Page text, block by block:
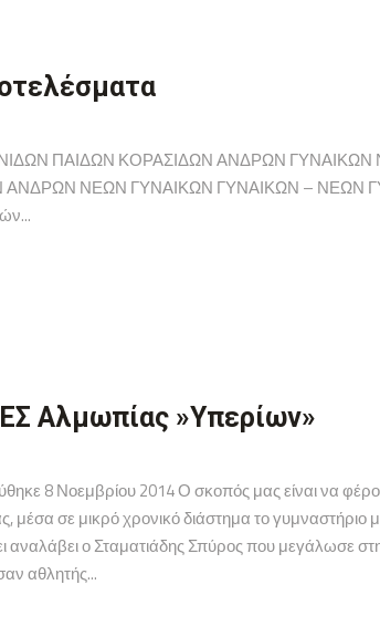
ΠΑΙΔΩΝ ΚΟΡΑΣΙΔΩΝ ΑΝΔΡΩΝ
ΝΕΩΝ ΓΥΝΑΙΚΩΝ ΓΥΝΑΙΚΩΝ – ΝΕΩΝ
Αλμωπίας »Υπερίων»
2014 Ο σκοπός μας είναι να
σε μικρό χρονικό διάστημα το γυμναστήριο
αναλάβει ο Σταματιάδης Σπύρος που μεγάλωσε
αθλητής...